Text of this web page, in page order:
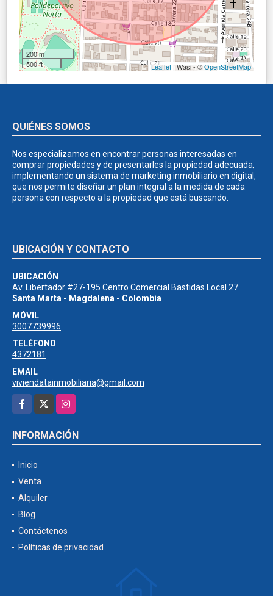
200 m
500 ft
Leaflet | Wasi - ©OpenStreetMap
QUIÉNES SOMOS
Nos especializamos en encontrar personas interesadas en
comprar propiedades y de presentarles la propiedad adecuada,
implementando un sistema de marketing inmobiliario en digital,
que nos permite diseñar un plan integral a la medida de cada
persona con respecto a la propiedad que está buscando.
UBICACIÓN Y CONTACTO
UBICACIÓN
Av. Libertador #27-195 Centro Comercial Bastidas Local 27
Santa Marta - Magdalena - Colombia
MÓVIL
3007739996
TELÉFONO
4372181
EMAIL
viviendatainmobiliaria@gmail.com
Facebook
Instagram
INFORMACIÓN
Inicio
Venta
Alquiler
Blog
Contáctenos
Políticas de privacidad